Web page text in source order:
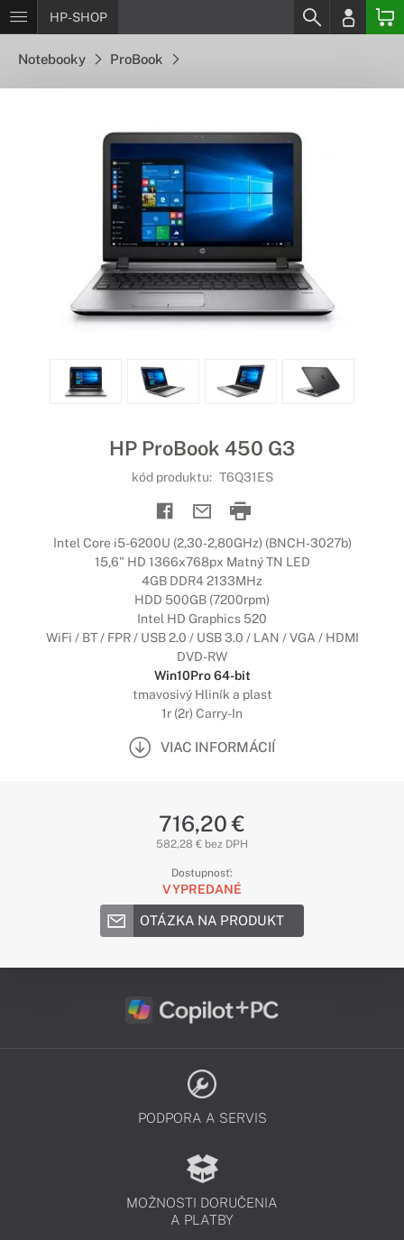
HP-SHOP
Notebooky ProBook
HP ProBook 450 G3
kód produktu: T6Q31ES
Intel Core i5-6200U (2,30-2,80GHz) (BNCH-3027b)
15,6" HD 1366x768px Matný TN LED
4GB DDR4 2133MHz
HDD 500GB (7200rpm)
Intel HD Graphics 520
WiFi / BT / FPR / USB 2.0 / USB 3.0 / LAN / VGA / HDMI
DVD-RW
Win10Pro 64-bit
tmavosivý Hliník a plast
1r (2r) Carry-In
VIAC INFORMÁCIÍ
716,20 €
582,28 € bez DPH
Dostupnosť:
VYPREDANÉ
OTÁZKA NA PRODUKT
PODPORA A SERVIS
MOŽNOSTI DORUČENIA
A PLATBY